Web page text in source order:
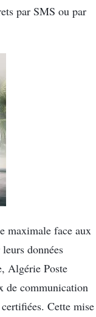
par SMS ou par
maximale face aux
données
Algérie Poste
de communication
Cette mise